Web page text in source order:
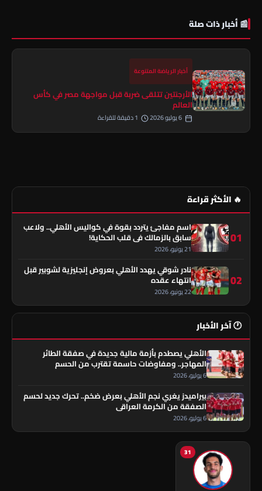
📰 أخبار ذات صلة
أخبار الرياضة المتنوعة
الأرجنتين تتلقى ضربة قبل مواجهة مصر في كأس
العالم
🔥 الأكثر قراءة
01
اسم مفاجئ يتردد بقوة في كواليس الأهلي.. ولاعب
سابق بالزمالك في قلب الحكاية!
21 يونيو، 2026
02
نادر شوقي يهدد الأهلي بعروض إنجليزية لشوبير قبل
انتهاء عقده
22 يونيو، 2026
🕐 آخر الأخبار
الأهلي يصطدم بأزمة مالية جديدة في صفقة الطائر
المهاجر.. ومفاوضات حاسمة تقترب من الحسم
6 يوليو، 2026
بيراميدز يغري نجم الأهلي بعرض ضخم.. تحرك جديد لحسم
الصفقة من الكرمة العراقي
6 يوليو، 2026
31